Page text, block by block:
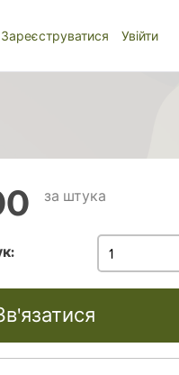
Зареєструватися Увійти
за штука